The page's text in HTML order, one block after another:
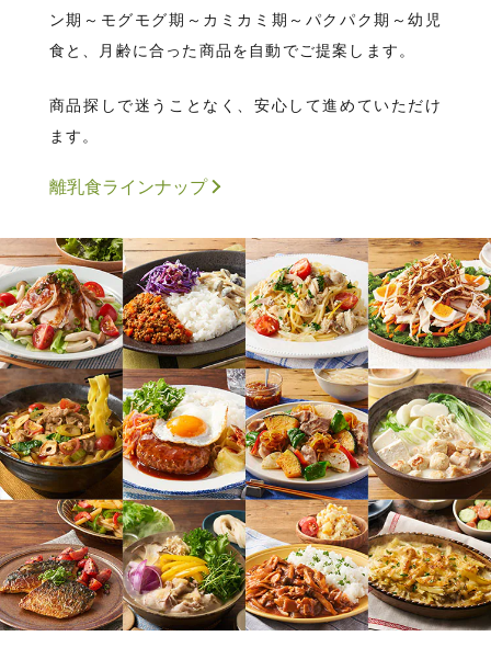
ン期～モグモグ期～カミカミ期～パクパク期～幼児
食と、月齢に合った商品を自動でご提案します。
商品探しで迷うことなく、安心して進めていただけ
ます。
離乳食ラインナップ